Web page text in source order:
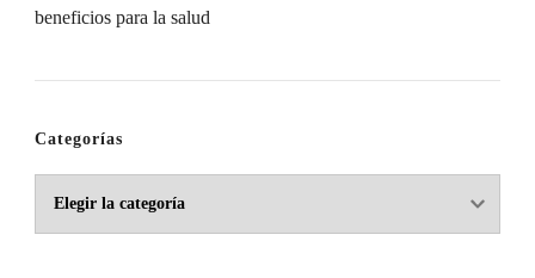
beneficios para la salud
Categorías
Categorías